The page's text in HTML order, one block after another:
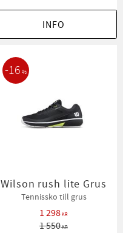
INFO
Wilson rush lite Grus
Tennissko till grus
1 298KR
1 550KR
16 %